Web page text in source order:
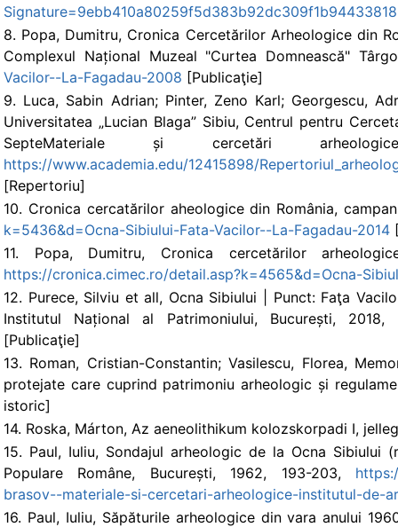
8. Popa, Dumitru, Cronica Cercetărilor Arheologice din
Complexul Național Muzeal "Curtea Domnească"
Vacilor--La-Fagadau-2008 [Publicaţie]
9. Luca, Sabin Adrian; Pinter, Zeno Karl; Georgescu,
Universitatea „Lucian Blaga” Sibiu, Centrul pentru
SepteMateriale și cercetări
https://www.academia.edu/12415898/
[Repertoriu]
10. Cronica cercatărilor aheologice din România,
k=5436&d=Ocna-Sibiului-Fata-Vacilor--La-Fagadau-2014
11. Popa, Dumitru, Cronica cercetărilor
https://cronica.cimec.ro/detail.asp?k=4565&d=Ocna-
12. Purece, Silviu et all, Ocna Sibiului | Punct: Faţa
Institutul Național al Patrimoniului, București, 2018,
[Publicaţie]
13. Roman, Cristian-Constantin; Vasilescu, Florea,
protejate care cuprind patrimoniu arheologic și
istoric]
14. Roska, Márton, Az aeneolithikum kolozskorpadi I,
15. Paul, Iuliu, Sondajul arheologic de la Ocna Sibiului
Populare Române, București, 1962, 193-203,
brasov--materiale-si-cercetari-arheologice-institutul-de-
16. Paul, Iuliu, Săpăturile arheologice din vara anului